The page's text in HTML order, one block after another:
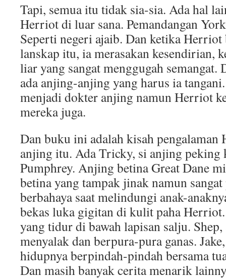
Tapi, semua itu tidak sia-sia. Ada hal
Herriot di luar sana. Pemandangan
Seperti negeri ajaib. Dan ketika
lanskap itu, ia merasakan kesendirian,
liar yang sangat menggugah semangat.
ada anjing-anjing yang harus ia
menjadi dokter anjing namun Herriot
mereka juga.
Dan buku ini adalah kisah
anjing itu. Ada Tricky, si anjing peking
Pumphrey. Anjing betina Great Dane
betina yang tampak jinak namun
berbahaya saat melindungi anak-
bekas luka gigitan di kulit paha
yang tidur di bawah lapisan salju.
menyalak dan berpura-pura ganas.
hidupnya berpindah-pindah bersama
Dan masih banyak cerita menarik